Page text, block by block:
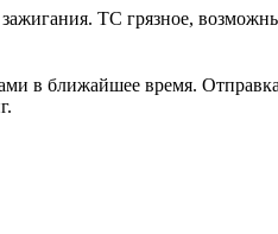
ТС грязное,
в ближайшее время.